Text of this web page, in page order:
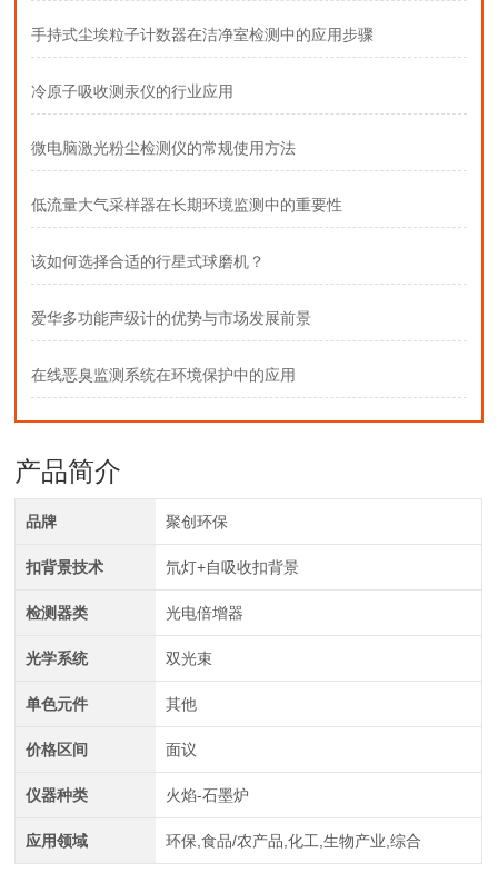
手持式尘埃粒子计数器在洁净室检测中的应用步骤
冷原子吸收测汞仪的行业应用
微电脑激光粉尘检测仪的常规使用方法
低流量大气采样器在长期环境监测中的重要性
该如何选择合适的行星式球磨机？
爱华多功能声级计的优势与市场发展前景
在线恶臭监测系统在环境保护中的应用
产品简介
品牌 聚创环保
扣背景技术 氘灯+自吸收扣背景
检测器类 光电倍增器
光学系统 双光束
单色元件 其他
价格区间 面议
仪器种类 火焰-石墨炉
应用领域 环保,食品/农产品,化工,生物产业,综合